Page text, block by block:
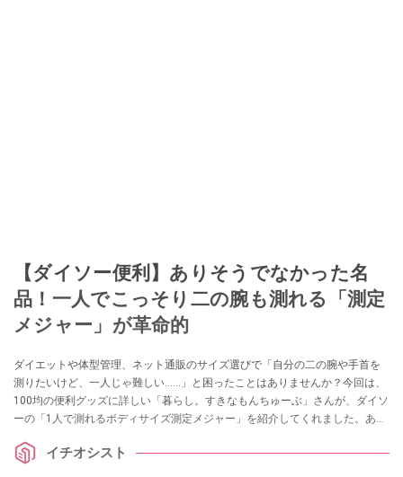
【ダイソー便利】ありそうでなかった名
品！一人でこっそり二の腕も測れる「測定
メジャー」が革命的
ダイエットや体型管理、ネット通販のサイズ選びで「自分の二の腕や手首を
測りたいけど、一人じゃ難しい……」と困ったことはありませんか？今回は、
100均の便利グッズに詳しい「暮らし。すきなもんちゅーぶ」さんが、ダイソ
ーの「1人で測れるボディサイズ測定メジャー」を紹介してくれました。あり
家に一台レベルの重宝アイテムです！
イチオシスト